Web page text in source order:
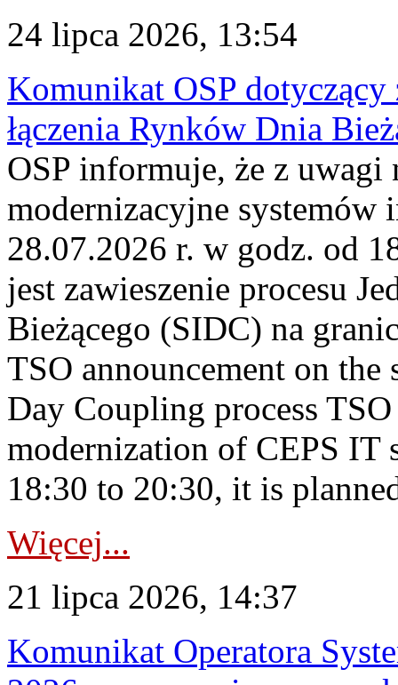
24 lipca 2026, 13:54
Komunikat OSP dotyczący
łączenia Rynków Dnia
OSP informuje, że z uwagi
modernizacyjne
28.07.2026 r. w godz. od
jest zawieszenie procesu
Bieżącego (SIDC) na
TSO announcement on
Day Coupling process
modernization of CEPS IT
18:30 to 20:30, it is
Więcej...
21 lipca 2026, 14:37
Komunikat Operatora